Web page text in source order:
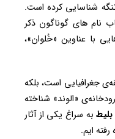
شناسایی کرده است.
نام های گوناگون ذکر
با عناوین «خُلوان»،
جغرافیایی است، بلکه
«الوند» شناخته
به سراغ یکی از آثار
ایم.